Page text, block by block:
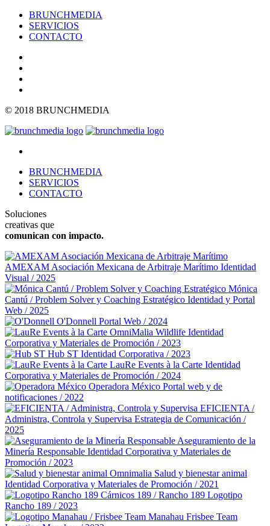
BRUNCHMEDIA
SERVICIOS
CONTACTO
© 2018 BRUNCHMEDIA
BRUNCHMEDIA
SERVICIOS
CONTACTO
Soluciones
creativas que
comunican con impacto.
AMEXAM Asociación Mexicana de Arbitraje Marítimo Identidad
Visual / 2025
Mónica
Cantú / Problem Solver y Coaching Estratégico Identidad y Portal
Web / 2025
O'Donnell Portal Web / 2024
OmniMalia Wildlife Identidad
Corporativa y Materiales de Promoción / 2023
Hub ST Identidad Corporativa / 2023
LauRe Events à la Carte Identidad
Corporativa y Materiales de Promoción / 2024
Operadora México Portal web y de
notificaciones / 2022
EFICIENTA /
Administra, Controla y Supervisa Estrategia de Comunicación /
2025
Aseguramiento de la
Minería Responsable Identidad Corporativa y Materiales de
Promoción / 2023
Omnimalia Salud y bienestar animal
Identidad Corporativa y Materiales de Promoción / 2021
Cárnicos 189 / Rancho 189 Logotipo
Rancho 189 / 2023
Manahau Frisbee Team